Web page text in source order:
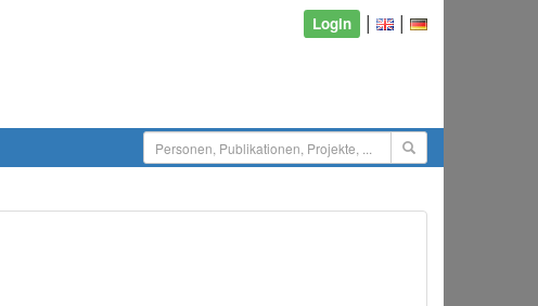
Login | |